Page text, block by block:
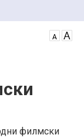
филмски